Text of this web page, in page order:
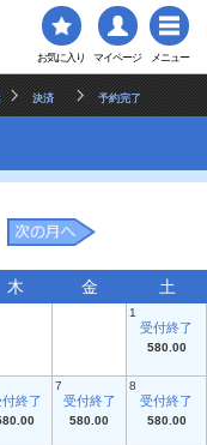
お気に入り マイページ メニュー
決済 予約完了
木 金 土
1
受付終了
580.00
付終了
7
受付終了
580.00
8
受付終了
580.00